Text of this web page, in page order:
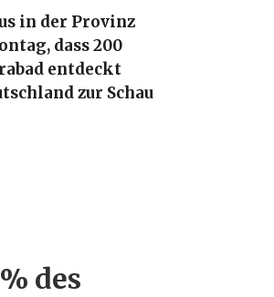
in der Provinz
dass 200
entdeckt
zur Schau
des